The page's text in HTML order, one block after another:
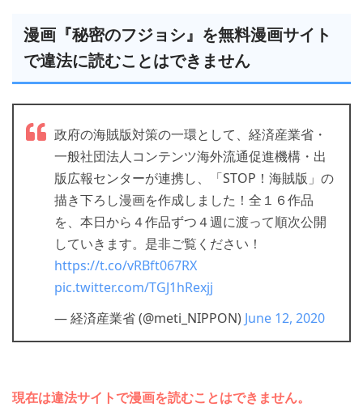
漫画『秘密のフジョシ』を無料漫画サイト
で違法に読むことはできません
政府の海賊版対策の一環として、経済産業省・
一般社団法人コンテンツ海外流通促進機構・出
版広報センターが連携し、「STOP！海賊版」の
描き下ろし漫画を作成しました！全１６作品
を、本日から４作品ずつ４週に渡って順次公開
していきます。是非ご覧ください！
https://t.co/vRBft067RX
pic.twitter.com/TGJ1hRexjj
— 経済産業省 (@meti_NIPPON) June 12, 2020
現在は違法サイトで漫画を読むことはできません。